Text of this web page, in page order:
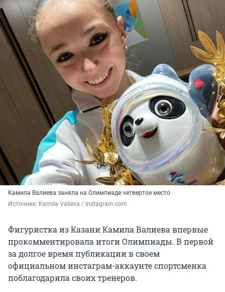
Камила Валиева заняла на Олимпиаде четвертое место
Источник: Kamila Valieva / Instagram.com
Фигуристка из Казани Камила Валиева впервые
прокомментировала итоги Олимпиады. В первой
за долгое время публикации в своем
официальном инстаграм-аккаунте спортсменка
поблагодарила своих тренеров.